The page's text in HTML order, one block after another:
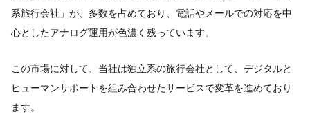
系旅行会社」が、多数を占めており、電話やメールでの対応を中
心としたアナログ運用が色濃く残っています。
この市場に対して、当社は独立系の旅行会社として、デジタルと
ヒューマンサポートを組み合わせたサービスで変革を進めており
ます。